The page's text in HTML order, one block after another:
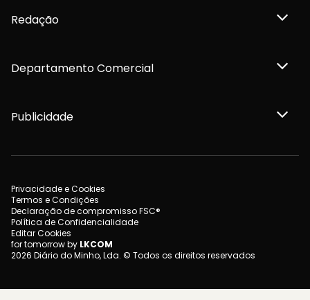
Redação
Departamento Comercial
Publicidade
Privacidade e Cookies
Termos e Condições
Declaração de compromisso FSC®
Política de Confidencialidade
Editar Cookies
for tomorrow by LKCOM
2026 Diário do Minho, Lda. © Todos os direitos reservados